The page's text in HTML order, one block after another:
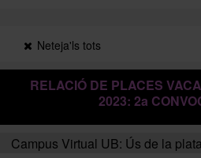
Neteja'ls tots
RELACIÓ DE PLACES
2023: 2a
Campus Virtual UB: Ús de la